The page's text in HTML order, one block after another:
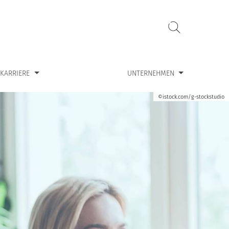
KARRIERE
“Karriere” UNTERNEHMEN
Zeige Untermenü für “Unternehmen”
©istock.com/g-stockstudio